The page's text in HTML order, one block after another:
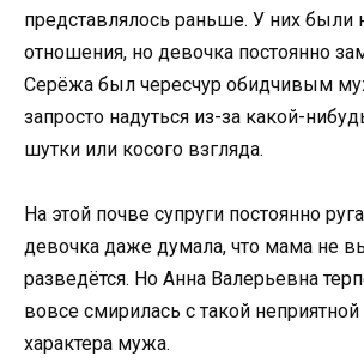
представлялось раньше. У них
отношения, но девочка постоянно
Серёжа был чересчур обидчивым
запросто надуться из-за какой-
шутки или косого взгляда.
На этой почве супруги постоянно
девочка даже думала, что мама не
разведётся. Но Анна Валерьевна
вовсе смирилась с такой неприятной
характера мужа.